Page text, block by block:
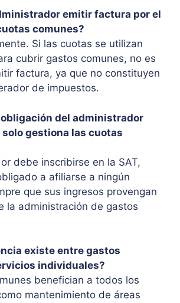
emitir factura por el
comunes?
Si las cuotas se utilizan
cubrir gastos comunes, no es
factura, ya que no constituyen
de impuestos.
obligación del administrador
solo gestiona las cuotas
debe inscribirse en la SAT,
a afiliarse a ningún
que sus ingresos provengan
la administración de gastos
existe entre gastos
individuales?
benefician a todos los
mantenimiento de áreas